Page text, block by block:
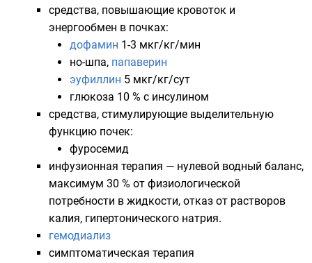
средства, повышающие кровоток и
энергообмен в почках:
дофамин 1-3 мкг/кг/мин
но-шпа, папаверин
эуфиллин 5 мкг/кг/сут
глюкоза 10 % с инсулином
средства, стимулирующие выделительную
функцию почек:
фуросемид
инфузионная терапия — нулевой водный баланс,
максимум 30 % от физиологической
потребности в жидкости, отказ от растворов
калия, гипертонического натрия.
гемодиализ
симптоматическая терапия